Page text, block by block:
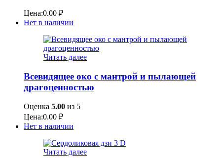
Цена:0.00 ₽
Нет в наличии
Читать далее
Всевидящее око с мантрой и пылающей
драгоценностью
Оценка 5.00 из 5
Цена:0.00 ₽
Нет в наличии
Читать далее